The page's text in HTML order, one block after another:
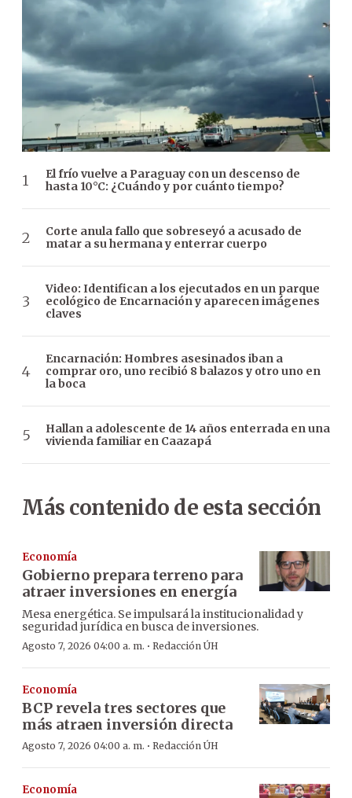
El frío vuelve a Paraguay con un descenso de
hasta 10°C: ¿Cuándo y por cuánto tiempo?
Corte anula fallo que sobreseyó a acusado de
matar a su hermana y enterrar cuerpo
Video: Identifican a los ejecutados en un parque
ecológico de Encarnación y aparecen imágenes
claves
Encarnación: Hombres asesinados iban a
comprar oro, uno recibió 8 balazos y otro uno en
la boca
Hallan a adolescente de 14 años enterrada en una
vivienda familiar en Caazapá
Más contenido de esta sección
Economía
Gobierno prepara terreno para
atraer inversiones en energía
Mesa energética. Se impulsará la institucionalidad y
seguridad jurídica en busca de inversiones.
Agosto 7, 2026 04:00 a. m. · Redacción ÚH
Economía
BCP revela tres sectores que
más atraen inversión directa
Agosto 7, 2026 04:00 a. m. · Redacción ÚH
Economía